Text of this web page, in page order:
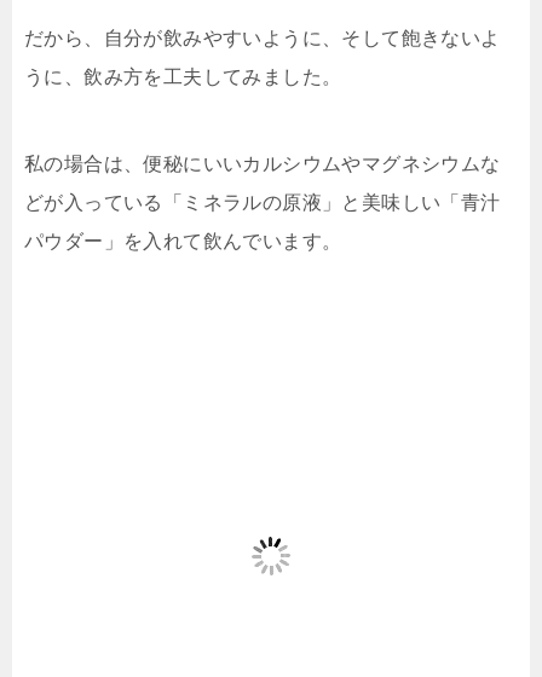
だから、自分が飲みやすいように、そして飽きないよ
うに、飲み方を工夫してみました。
私の場合は、便秘にいいカルシウムやマグネシウムな
どが入っている「ミネラルの原液」と美味しい「青汁
パウダー」を入れて飲んでいます。